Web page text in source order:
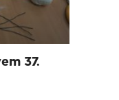
37.